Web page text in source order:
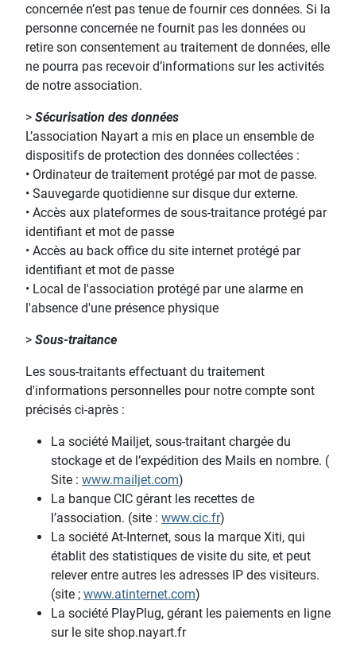
concernée n’est pas tenue de fournir ces données. Si la
personne concernée ne fournit pas les données ou
retire son consentement au traitement de données, elle
ne pourra pas recevoir d’informations sur les activités
de notre association.
> Sécurisation des données
L’association Nayart a mis en place un ensemble de
dispositifs de protection des données collectées :
• Ordinateur de traitement protégé par mot de passe.
• Sauvegarde quotidienne sur disque dur externe.
• Accès aux plateformes de sous-traitance protégé par
identifiant et mot de passe
• Accès au back office du site internet protégé par
identifiant et mot de passe
• Local de l'association protégé par une alarme en
l'absence d'une présence physique
> Sous-traitance
Les sous-traitants effectuant du traitement
d'informations personnelles pour notre compte sont
précisés ci-après :
La société Mailjet, sous-traitant chargée du
stockage et de l’expédition des Mails en nombre. (
Site : www.mailjet.com)
La banque CIC gérant les recettes de
l’association. (site : www.cic.fr)
La société At-Internet, sous la marque Xiti, qui
établit des statistiques de visite du site, et peut
relever entre autres les adresses IP des visiteurs.
(site ; www.atinternet.com)
La société PlayPlug, gérant les paiements en ligne
sur le site shop.nayart.fr